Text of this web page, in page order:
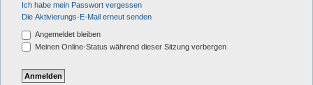
Ich habe mein Passwort vergessen
Die Aktivierungs-E-Mail erneut senden
Angemeldet bleiben
Meinen Online-Status während dieser Sitzung verbergen